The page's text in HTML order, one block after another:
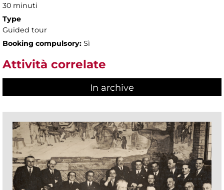
30 minuti
Type
Guided tour
Booking compulsory: Sì
Attività correlate
In archive